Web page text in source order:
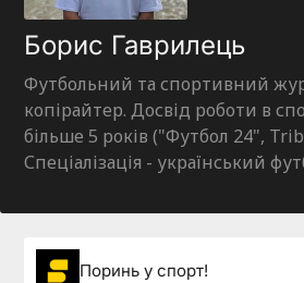
Борис Гаврилець
Футбольний та спортивний
копірайтер. Досвід роботи в
більше 5 років ("Футбол 24",
Спеціалізація - український
Поринь у спорт!